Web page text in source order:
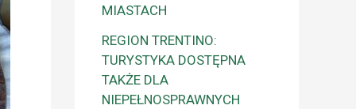
MIASTACH
REGION TRENTINO:
TURYSTYKA DOSTĘPNA
TAKŻE DLA
NIEPEŁNOSPRAWNYCH